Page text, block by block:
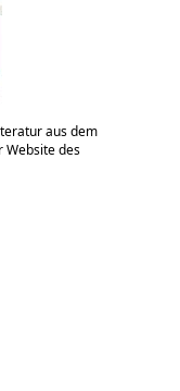
aus dem
Website des